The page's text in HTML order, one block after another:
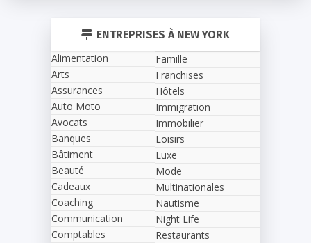
ENTREPRISES À NEW YORK
Alimentation
Arts
Assurances
Auto Moto
Avocats
Banques
Bâtiment
Beauté
Cadeaux
Coaching
Communication
Comptables
Famille
Franchises
Hôtels
Immigration
Immobilier
Loisirs
Luxe
Mode
Multinationales
Nautisme
Night Life
Restaurants